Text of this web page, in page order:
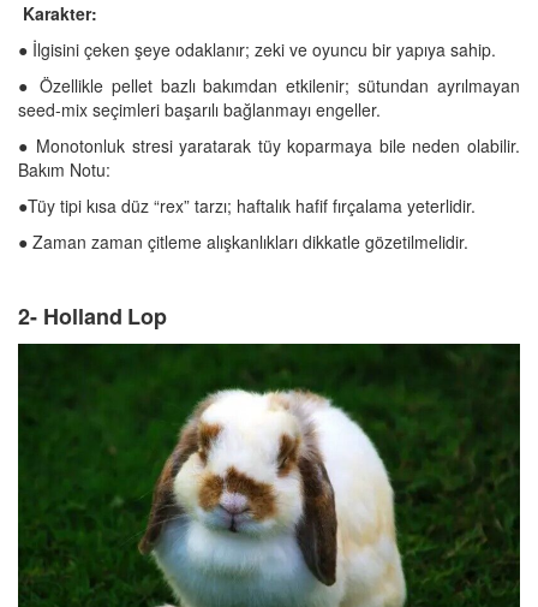
Karakter:
● İlgisini çeken şeye odaklanır; zeki ve oyuncu bir yapıya sahip.
● Özellikle pellet bazlı bakımdan etkilenir; sütundan ayrılmayan
seed-mix seçimleri başarılı bağlanmayı engeller.
● Monotonluk stresi yaratarak tüy koparmaya bile neden olabilir.
Bakım Notu:
●Tüy tipi kısa düz “rex” tarzı; haftalık hafif fırçalama yeterlidir.
● Zaman zaman çitleme alışkanlıkları dikkatle gözetilmelidir.
2- Holland Lop